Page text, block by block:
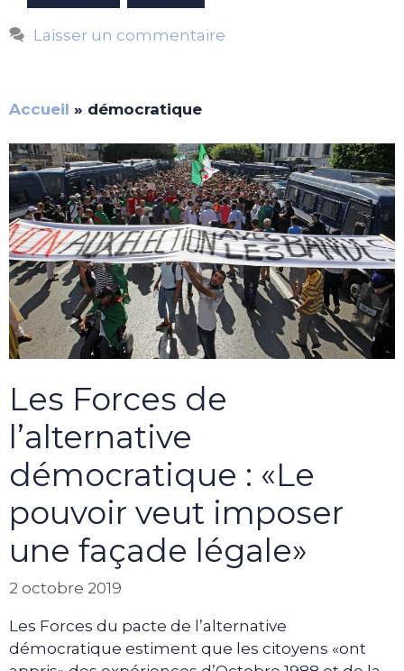
Laisser un commentaire
Accueil » démocratique
Les Forces de
l’alternative
démocratique : «Le
pouvoir veut imposer
une façade légale»
2 octobre 2019
Les Forces du pacte de l’alternative
démocratique estiment que les citoyens «ont